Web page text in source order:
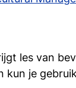
les van
kun je